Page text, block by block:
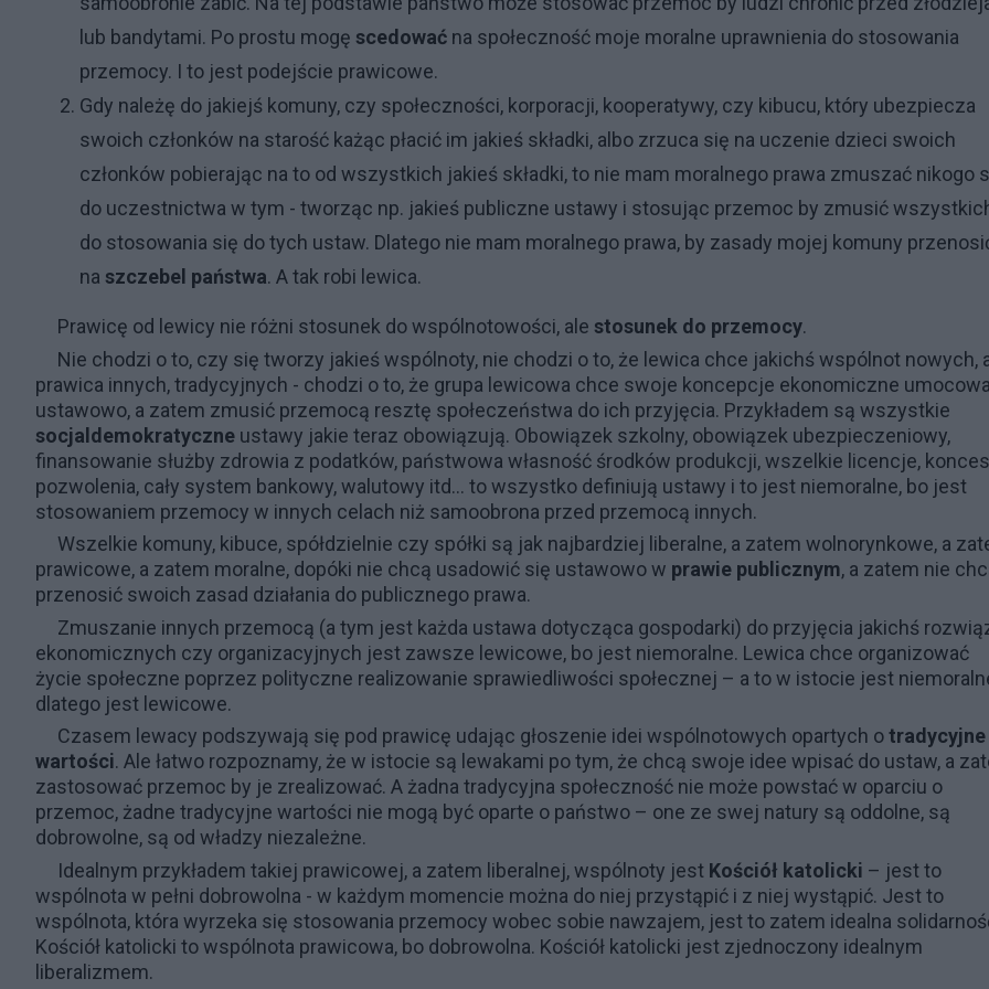
lub bandytami. Po prostu mogę scedować na społeczność moje moralne uprawnienia do stosowania
przemocy. I to jest podejście prawicowe.
Gdy należę do jakiejś komuny, czy społeczności, korporacji, kooperatywy, czy kibucu, który ubezpiecza
swoich członków na starość każąc płacić im jakieś składki, albo zrzuca się na uczenie dzieci swoich
członków pobierając na to od wszystkich jakieś składki, to nie mam moralnego prawa zmuszać nikogo
do uczestnictwa w tym - tworząc np. jakieś publiczne ustawy i stosując przemoc by zmusić
do stosowania się do tych ustaw. Dlatego nie mam moralnego prawa, by zasady mojej komuny
na szczebel państwa. A tak robi lewica.
Prawicę od lewicy nie różni stosunek do wspólnotowości, ale stosunek do przemocy.
Nie chodzi o to, czy się tworzy jakieś wspólnoty, nie chodzi o to, że lewica chce jakichś wspólnot nowych,
prawica innych, tradycyjnych - chodzi o to, że grupa lewicowa chce swoje koncepcje ekonomiczne
ustawowo, a zatem zmusić przemocą resztę społeczeństwa do ich przyjęcia. Przykładem są wszystkie
socjaldemokratyczne ustawy jakie teraz obowiązują. Obowiązek szkolny, obowiązek ubezpieczeniowy,
finansowanie służby zdrowia z podatków, państwowa własność środków produkcji, wszelkie licencje,
pozwolenia, cały system bankowy, walutowy itd... to wszystko definiują ustawy i to jest niemoralne, bo jest
stosowaniem przemocy w innych celach niż samoobrona przed przemocą innych.
Wszelkie komuny, kibuce, spółdzielnie czy spółki są jak najbardziej liberalne, a zatem wolnorynkowe, a
prawicowe, a zatem moralne, dopóki nie chcą usadowić się ustawowo w prawie publicznym, a zatem nie
przenosić swoich zasad działania do publicznego prawa.
Zmuszanie innych przemocą (a tym jest każda ustawa dotycząca gospodarki) do przyjęcia jakichś
ekonomicznych czy organizacyjnych jest zawsze lewicowe, bo jest niemoralne. Lewica chce organizować
życie społeczne poprzez polityczne realizowanie sprawiedliwości społecznej – a to w istocie jest
dlatego jest lewicowe.
Czasem lewacy podszywają się pod prawicę udając głoszenie idei wspólnotowych opartych otradycyjne
wartości. Ale łatwo rozpoznamy, że w istocie są lewakami po tym, że chcą swoje idee wpisać do ustaw, a
zastosować przemoc by je zrealizować. A żadna tradycyjna społeczność nie może powstać w oparciu o
przemoc, żadne tradycyjne wartości nie mogą być oparte o państwo – one ze swej natury są oddolne, są
dobrowolne, są od władzy niezależne.
Idealnym przykładem takiej prawicowej, a zatem liberalnej, wspólnoty jest Kościół katolicki – jest to
wspólnota w pełni dobrowolna - w każdym momencie można do niej przystąpić i z niej wystąpić. Jest to
wspólnota, która wyrzeka się stosowania przemocy wobec sobie nawzajem, jest to zatem idealna
Kościół katolicki to wspólnota prawicowa, bo dobrowolna. Kościół katolicki jest zjednoczony idealnym
liberalizmem.